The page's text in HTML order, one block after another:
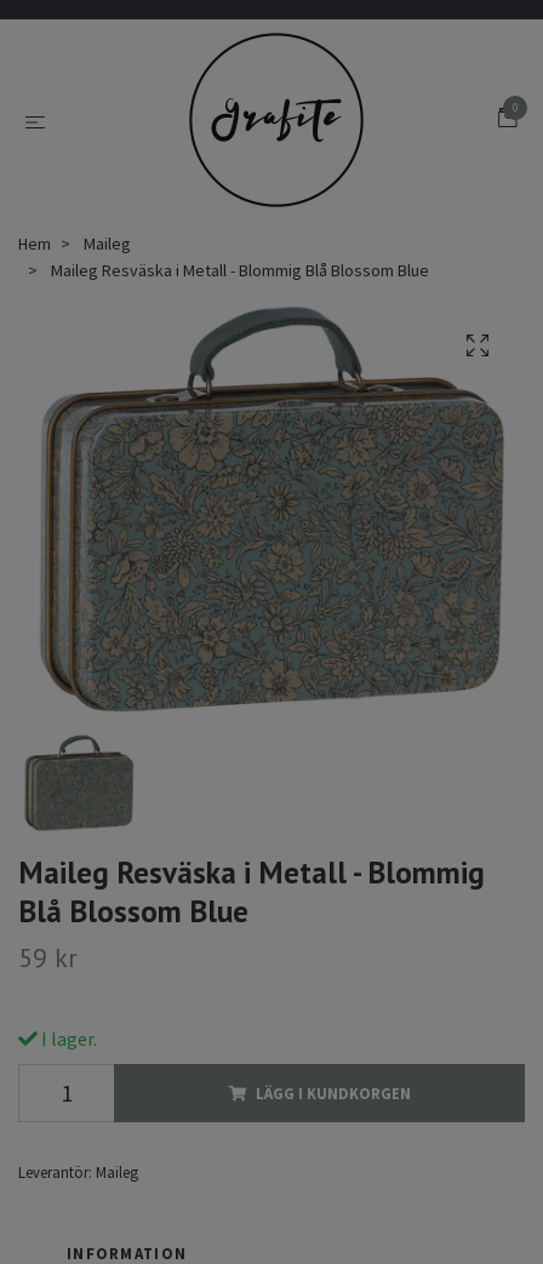
0
Hem
Maileg
Maileg Resväska i Metall - Blommig Blå Blossom Blue
Maileg Resväska i Metall - Blommig
Blå Blossom Blue
59 kr
I lager.
LÄGG I KUNDKORGEN
Leverantör: Maileg
INFORMATION